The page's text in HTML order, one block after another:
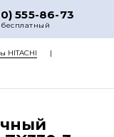
555-86-73
HITACHI